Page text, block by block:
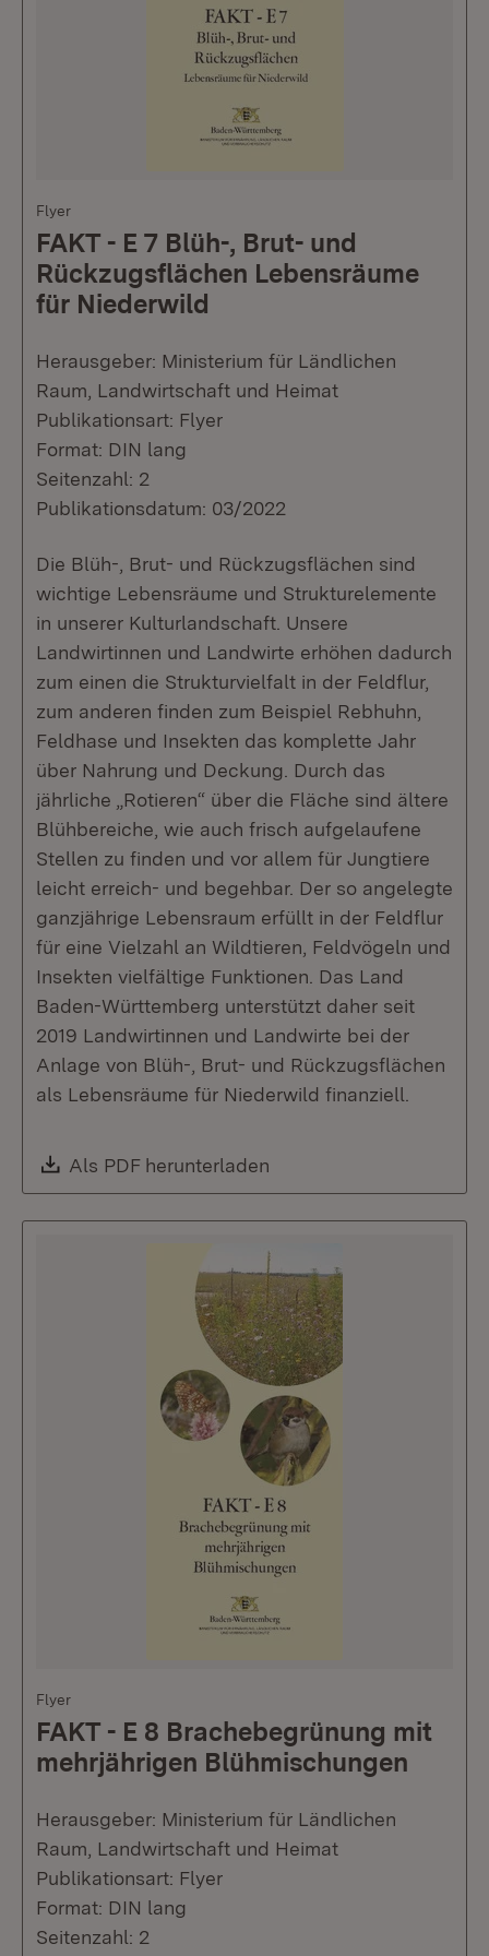
Flyer
FAKT - E 7 Blüh-, Brut- und
Rückzugsflächen Lebensräume
für Niederwild
Herausgeber: Ministerium für Ländlichen
Raum, Landwirtschaft und Heimat
Publikationsart: Flyer
Format: DIN lang
Seitenzahl: 2
Publikationsdatum: 03/2022
Die Blüh-, Brut- und Rückzugsflächen sind
wichtige Lebensräume und Strukturelemente
in unserer Kulturlandschaft. Unsere
Landwirtinnen und Landwirte erhöhen dadurch
zum einen die Strukturvielfalt in der Feldflur,
zum anderen finden zum Beispiel Rebhuhn,
Feldhase und Insekten das komplette Jahr
über Nahrung und Deckung. Durch das
jährliche „Rotieren“ über die Fläche sind ältere
Blühbereiche, wie auch frisch aufgelaufene
Stellen zu finden und vor allem für Jungtiere
leicht erreich- und begehbar. Der so angelegte
ganzjährige Lebensraum erfüllt in der Feldflur
für eine Vielzahl an Wildtieren, Feldvögeln und
Insekten vielfältige Funktionen. Das Land
Baden-Württemberg unterstützt daher seit
2019 Landwirtinnen und Landwirte bei der
Anlage von Blüh-, Brut- und Rückzugsflächen
als Lebensräume für Niederwild finanziell.
Download:
Als PDF herunterladen
Flyer
FAKT - E 8 Brachebegrünung mit
mehrjährigen Blühmischungen
Herausgeber: Ministerium für Ländlichen
Raum, Landwirtschaft und Heimat
Publikationsart: Flyer
Format: DIN lang
Seitenzahl: 2